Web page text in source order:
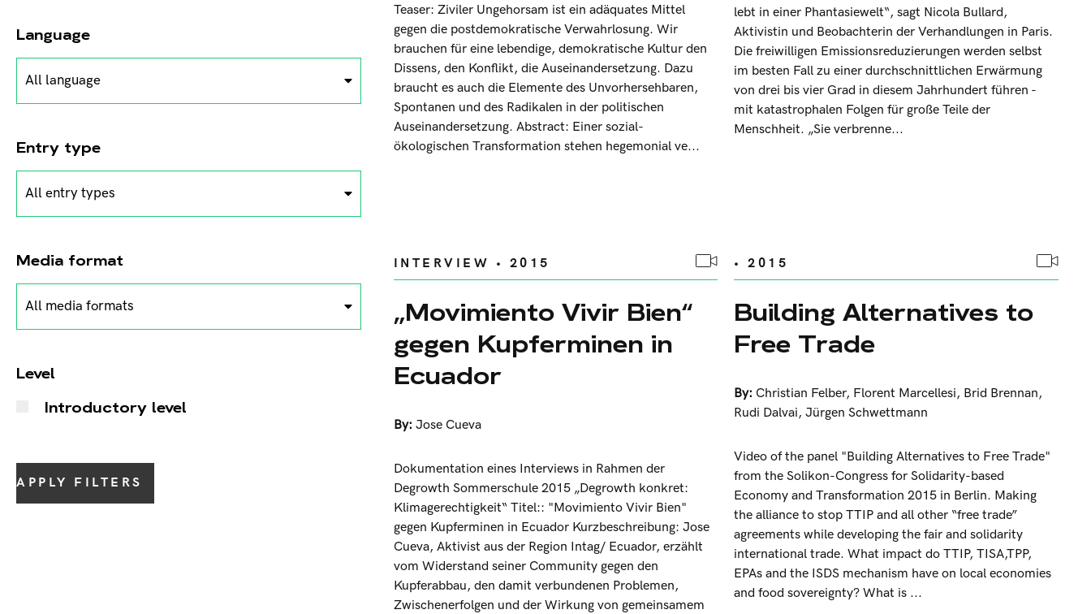
Language
All language
Entry type
All entry types
Media format
All media formats
Level
Introductory level
APPLY FILTERS
Teaser: Ziviler Ungehorsam ist ein adäquates Mittel
gegen die postdemokratische Verwahrlosung. Wir
brauchen für eine lebendige, demokratische Kultur den
Dissens, den Konflikt, die Auseinandersetzung. Dazu
braucht es auch die Elemente des Unvorhersehbaren,
Spontanen und des Radikalen in der politischen
Auseinandersetzung. Abstract: Einer sozial-
ökologischen Transformation stehen hegemonial ve...
lebt in einer Phantasiewelt“, sagt Nicola Bullard,
Aktivistin und Beobachterin der Verhandlungen in Paris.
Die freiwilligen Emissionsreduzierungen werden selbst
im besten Fall zu einer durchschnittlichen Erwärmung
von drei bis vier Grad in diesem Jahrhundert führen -
mit katastrophalen Folgen für große Teile der
Menschheit. „Sie verbrenne...
INTERVIEW • 2015
„Movimiento Vivir Bien“
gegen Kupferminen in
Ecuador
By: Jose Cueva
Dokumentation eines Interviews in Rahmen der
Degrowth Sommerschule 2015 „Degrowth konkret:
Klimagerechtigkeit“ Titel:: "Movimiento Vivir Bien"
gegen Kupferminen in Ecuador Kurzbeschreibung: Jose
Cueva, Aktivist aus der Region Intag/ Ecuador, erzählt
vom Widerstand seiner Community gegen den
Kupferabbau, den damit verbundenen Problemen,
Zwischenerfolgen und der Wirkung von gemeinsamem
• 2015
Building Alternatives to
Free Trade
By: Christian Felber, Florent Marcellesi, Brid Brennan,
Rudi Dalvai,Jürgen Schwettmann
Video of the panel "Building Alternatives to Free Trade"
from the Solikon-Congress for Solidarity-based
Economy and Transformation 2015 in Berlin. Making
the alliance to stop TTIP and all other “free trade”
agreements while developing the fair and solidarity
international trade. What impact do TTIP, TISA,TPP,
EPAs and the ISDS mechanism have on local economies
and food sovereignty? What is ...